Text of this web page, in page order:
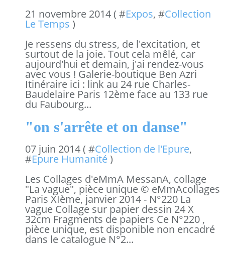
21 novembre 2014 ( #Expos, #Collection
Le Temps )
Je ressens du stress, de l'excitation, et
surtout de la joie. Tout cela mêlé, car
aujourd'hui et demain, j'ai rendez-vous
avec vous ! Galerie-boutique Ben Azri
Itinéraire ici : link au 24 rue Charles-
Baudelaire Paris 12ème face au 133 rue
du Faubourg...
"on s'arrête et on danse"
07 juin 2014 ( #Collection de l'Epure,
#Epure Humanité )
Les Collages d'eMmA MessanA, collage
"La vague", pièce unique © eMmAcollages
Paris XIème, janvier 2014 - N°220 La
vague Collage sur papier dessin 24 X
32cm Fragments de papiers Ce N°220 ,
pièce unique, est disponible non encadré
dans le catalogue N°2...